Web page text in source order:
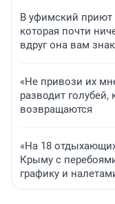
В уфимский приют
которая почти
вдруг она вам
«Не привози их
разводит
возвращаются
«На 18
Крыму с
графику и